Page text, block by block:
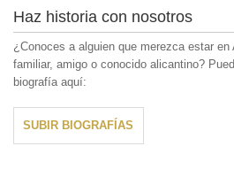
Haz historia con nosotros
¿Conoces a alguien que merezca estar
familiar, amigo o conocido alicantino?
biografía aquí:
SUBIR BIOGRAFÍAS